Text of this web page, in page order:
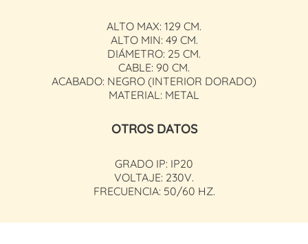
ALTO MAX: 129 CM.
ALTO MIN: 49 CM.
DIÁMETRO: 25 CM.
CABLE: 90 CM.
ACABADO: NEGRO (INTERIOR DORADO)
MATERIAL: METAL
OTROS DATOS
GRADO IP: IP20
VOLTAJE: 230V.
FRECUENCIA: 50/60 HZ.